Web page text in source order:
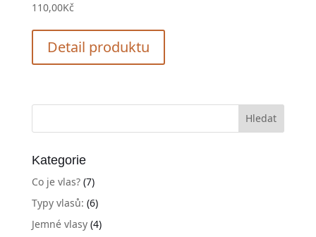
110,00Kč
Detail produktu
Kategorie
Co je vlas?(7)
Typy vlasů: (6)
Jemné vlasy(4)